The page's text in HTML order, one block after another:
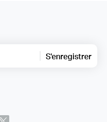
S'enregistrer